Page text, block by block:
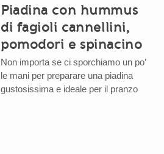
Piadina con hummus
di fagioli cannellini,
pomodori e spinacino
Non importa se ci sporchiamo un po’
le mani per preparare una piadina
gustosissima e ideale per il pranzo